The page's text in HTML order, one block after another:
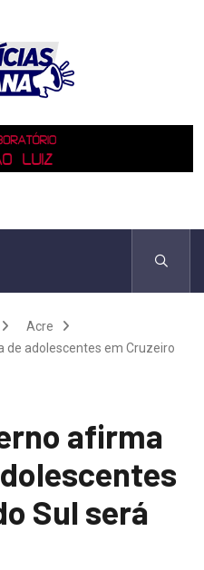
Acre
de adolescentes em Cruzeiro
afirma
Sul será